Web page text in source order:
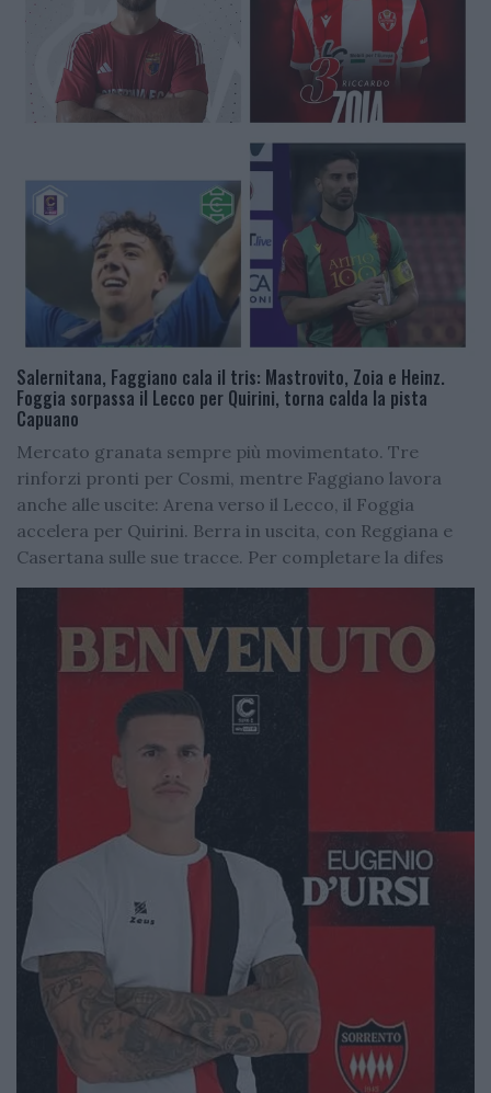
Salernitana, Faggiano cala il tris: Mastrovito, Zoia e Heinz.
Foggia sorpassa il Lecco per Quirini, torna calda la pista
Capuano
Mercato granata sempre più movimentato. Tre
rinforzi pronti per Cosmi, mentre Faggiano lavora
anche alle uscite: Arena verso il Lecco, il Foggia
accelera per Quirini. Berra in uscita, con Reggiana e
Casertana sulle sue tracce. Per completare la difes